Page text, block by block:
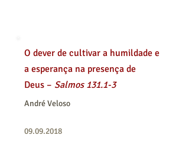
O dever de cultivar a humildade e
a esperança na presença de
Deus – Salmos 131.1-3
André Veloso
09.09.2018